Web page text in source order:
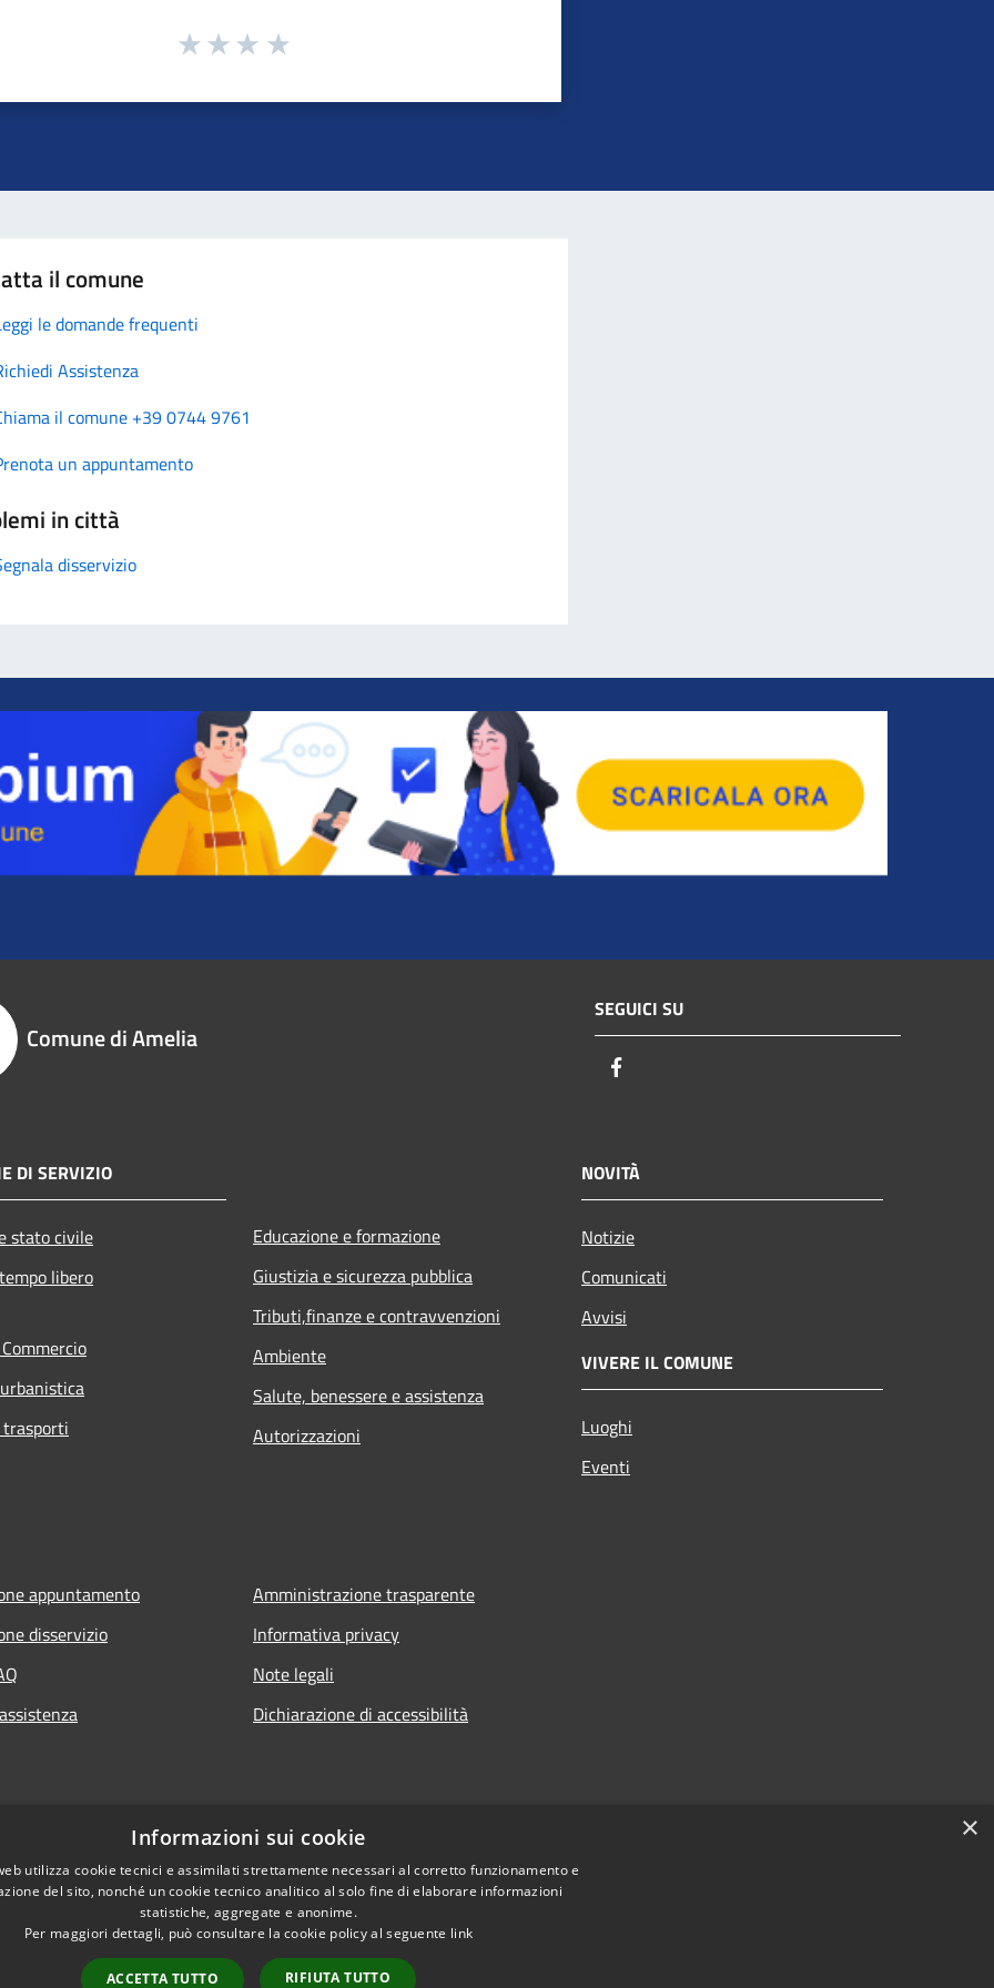
il comune
le domande frequenti
Assistenza
il comune +39 0744 9761
un appuntamento
in città
disservizio
Comune di Amelia
SEGUICI SU
DI SERVIZIO
stato civile
libero
Educazione e formazione
Giustizia e sicurezza pubblica
Tributi,finanze e contravvenzioni
Ambiente
Salute, benessere e assistenza
Autorizzazioni
NOVITÀ
Notizie
Comunicati
Avvisi
VIVERE IL COMUNE
Luoghi
Eventi
appuntamento
disservizio
Amministrazione trasparente
Informativa privacy
Note legali
Dichiarazione di accessibilità
×
Informazioni sui cookie
utilizza cookie tecnici e assimilati strettamente necessari al corretto funzionamento e
del sito, nonché un cookie tecnico analitico al solo fine di elaborare informazioni
statistiche, aggregate e anonime.
Per maggiori dettagli, può consultare la cookie policy al seguente link
ACCETTA TUTTO RIFIUTA TUTTO